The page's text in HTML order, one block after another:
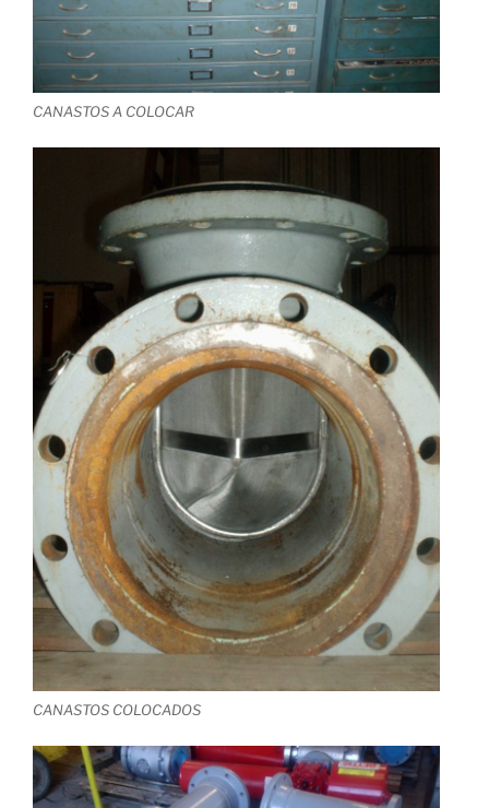
CANASTOS A COLOCAR
CANASTOS COLOCADOS